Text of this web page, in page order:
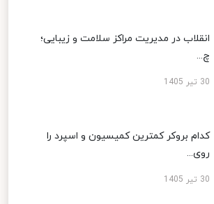
انقلاب در مدیریت مراکز سلامت و زیبایی؛
چ...
30 تیر 1405
کدام بروکر کمترین کمیسیون و اسپرد را
روی...
30 تیر 1405